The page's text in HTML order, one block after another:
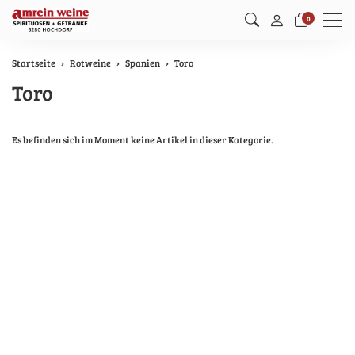
0 Menu
Startseite Rotweine Spanien Toro
Toro
Es befinden sich im Moment keine Artikel in dieser Kategorie.